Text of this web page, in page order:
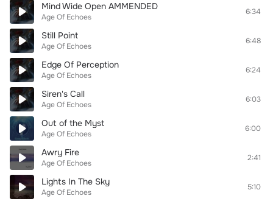
Mind Wide Open AMMENDED
Age Of Echoes
6:34
Still Point
Age Of Echoes
6:48
Edge Of Perception
Age Of Echoes
6:24
Siren's Call
Age Of Echoes
6:03
Out of the Myst
Age Of Echoes
6:00
Awry Fire
Age Of Echoes
2:41
Lights In The Sky
Age Of Echoes
5:10